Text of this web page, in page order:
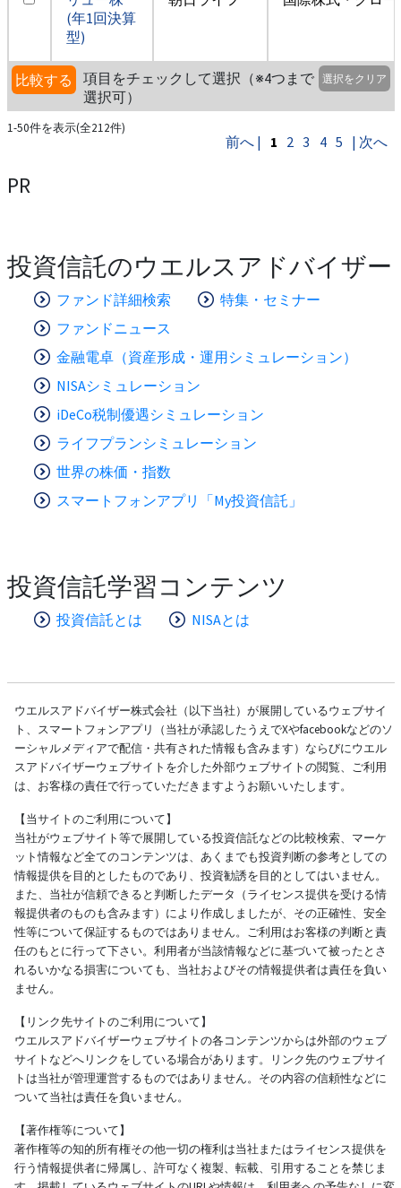
(年1回決算
型)
比較する
項目をチェックして選択（※4つまで
選択可）
選択をクリア
1-50件を表示(全212件)
前へ | 1 2 3 4 5 | 次へ
PR
投資信託のウエルスアドバイザー
ファンド詳細検索
特集・セミナー
ファンドニュース
金融電卓（資産形成・運用シミュレーション）
NISAシミュレーション
iDeCo税制優遇シミュレーション
ライフプランシミュレーション
世界の株価・指数
スマートフォンアプリ「My投資信託」
投資信託学習コンテンツ
投資信託とは NISAとは
ウエルスアドバイザー株式会社（以下当社）が展開しているウェブサイ
ト、スマートフォンアプリ（当社が承認したうえでXやfacebookなどのソ
ーシャルメディアで配信・共有された情報も含みます）ならびにウエル
スアドバイザーウェブサイトを介した外部ウェブサイトの閲覧、ご利用
は、お客様の責任で行っていただきますようお願いいたします。
【当サイトのご利用について】
当社がウェブサイト等で展開している投資信託などの比較検索、マーケ
ット情報など全てのコンテンツは、あくまでも投資判断の参考としての
情報提供を目的としたものであり、投資勧誘を目的としてはいません。
また、当社が信頼できると判断したデータ（ライセンス提供を受ける情
報提供者のものも含みます）により作成しましたが、その正確性、安全
性等について保証するものではありません。ご利用はお客様の判断と責
任のもとに行って下さい。利用者が当該情報などに基づいて被ったとさ
れるいかなる損害についても、当社およびその情報提供者は責任を負い
ません。
【リンク先サイトのご利用について】
ウエルスアドバイザーウェブサイトの各コンテンツからは外部のウェブ
サイトなどへリンクをしている場合があります。リンク先のウェブサイ
トは当社が管理運営するものではありません。その内容の信頼性などに
ついて当社は責任を負いません。
【著作権等について】
著作権等の知的所有権その他一切の権利は当社またはライセンス提供を
行う情報提供者に帰属し、許可なく複製、転載、引用することを禁じま